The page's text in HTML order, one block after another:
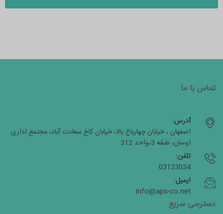
تماس با ما
آدرس:
اصفهان ، خیابان چهارباغ بالا، خیابان کاخ سعادت آباد، مجتمع اداری
اوسان، طبقه 3،واحد 312
تلفن:
03133034
ایمیل:
info@aps-co.net
دسترسی سریع